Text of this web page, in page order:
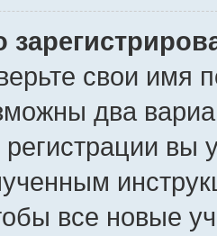
свои имя
два
вы
все новые